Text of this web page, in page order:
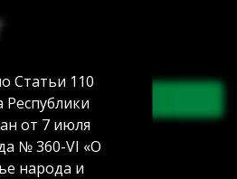
В избранное
Статьи 110
Республики
от 7 июля
№ 360-VI «О
народа и